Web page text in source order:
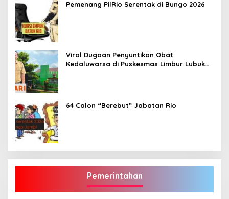
Pemenang PilRio Serentak di Bungo 2026
Viral Dugaan Penyuntikan Obat
Kedaluwarsa di Puskesmas Limbur Lubuk
64 Calon “Berebut” Jabatan Rio
Pemerintahan